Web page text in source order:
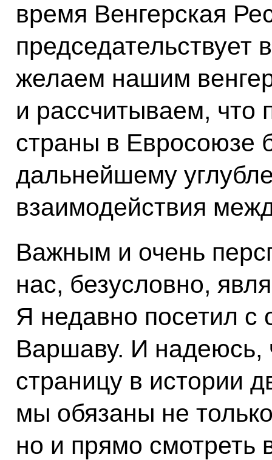
время Венгерская
желаем нашим
и рассчитываем, что
страны в Евросоюзе
дальнейшему
взаимодействия
Важным и очень
нас, безусловно,
Я недавно посетил
Варшаву. И надеюсь,
страницу в истории
мы обязаны не
но и прямо смотреть